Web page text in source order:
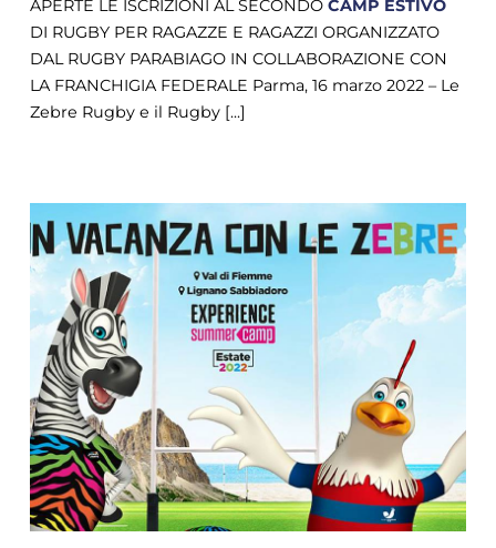
APERTE LE ISCRIZIONI AL SECONDO CAMP ESTIVO
DI RUGBY PER RAGAZZE E RAGAZZI ORGANIZZATO
DAL RUGBY PARABIAGO IN COLLABORAZIONE CON
LA FRANCHIGIA FEDERALE Parma, 16 marzo 2022 – Le
Zebre Rugby e il Rugby [...]